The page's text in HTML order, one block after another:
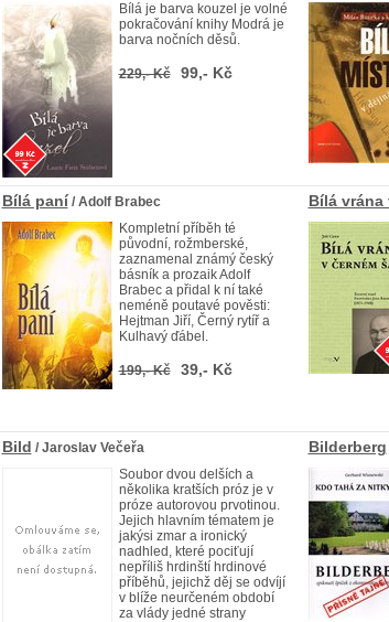
Bílá je barva kouzel je volné
pokračování knihy Modrá je
barva nočních děsů.
229,- Kč 99,- Kč
Bílá paní / Adolf Brabec
Kompletní příběh té
původní, rožmberské,
zaznamenal známý český
básník a prozaik Adolf
Brabec a přidal k ní také
neméně poutavé pověsti:
Hejtman Jiří, Černý rytíř a
Kulhavý ďábel.
199,- Kč 39,- Kč
Bílá vrána
Bild / Jaroslav Večeřa
Soubor dvou delších a
několika kratších próz je v
próze autorovou prvotinou.
Jejich hlavním tématem je
jakýsi zmar a ironický
nadhled, které pociťují
nepříliš hrdinští hrdinové
příběhů, jejichž děj se odvíjí
v blíže neurčeném období
za vlády jedné strany
Bilderberg